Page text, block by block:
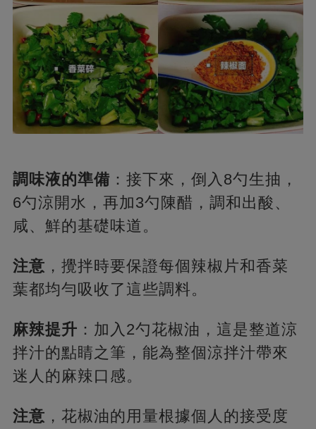
調味液的準備 ：接下來，倒入8勺生抽，
6勺涼開水，再加3勺陳醋，調和出酸、
咸、鮮的基礎味道。
注意 ，攪拌時要保證每個辣椒片和香菜
葉都均勻吸收了這些調料。
麻辣提升 ：加入2勺花椒油，這是整道涼
拌汁的點睛之筆，能為整個涼拌汁帶來
迷人的麻辣口感。
注意 ，花椒油的用量根據個人的接受度